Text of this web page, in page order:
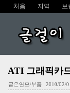
처음 지역 보
글걸이
ATI 그래픽카
굳은연모/부품 2010/02/